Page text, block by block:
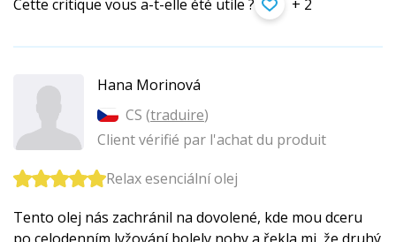
Cette critique vous a-t-elle été utile ? + 2
Hana Morinová
CS (traduire)
Client vérifié par l'achat du produit
Relax esenciální olej
Tento olej nás zachránil na dovolené, kde mou dceru